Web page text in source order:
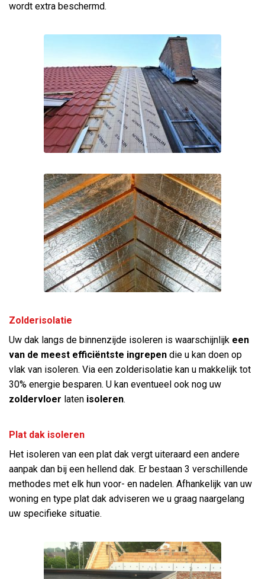
wordt extra beschermd.
Zolderisolatie
Uw dak langs de binnenzijde isoleren is waarschijnlijk een
van de meest efficiëntste ingrepen die u kan doen op
vlak van isoleren. Via een zolderisolatie kan u makkelijk tot
30% energie besparen. U kan eventueel ook nog uw
zoldervloer laten isoleren.
Plat dak isoleren
Het isoleren van een plat dak vergt uiteraard een andere
aanpak dan bij een hellend dak. Er bestaan 3 verschillende
methodes met elk hun voor- en nadelen. Afhankelijk van uw
woning en type plat dak adviseren we u graag naargelang
uw specifieke situatie.